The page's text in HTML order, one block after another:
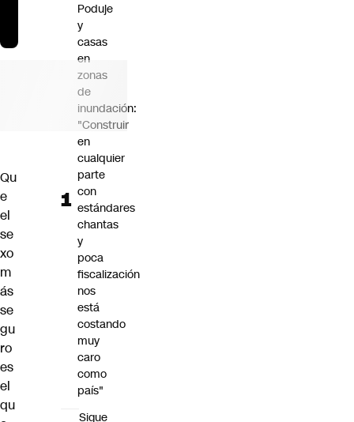
Qu
e
el
se
xo
m
ás
se
gu
ro
es
el
qu
Poduje
y
casas
en
zonas
de
inundación:
"Construir
en
cualquier
parte
con
estándares
chantas
y
poca
fiscalización
nos
está
costando
muy
caro
como
país"
Sigue